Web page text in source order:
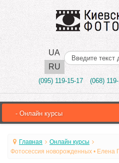
UA
RU
Поиск..
(095) 119-15-17 (068)
Главная
Онлайн курсы
Фотосессия новорожденных • Елена